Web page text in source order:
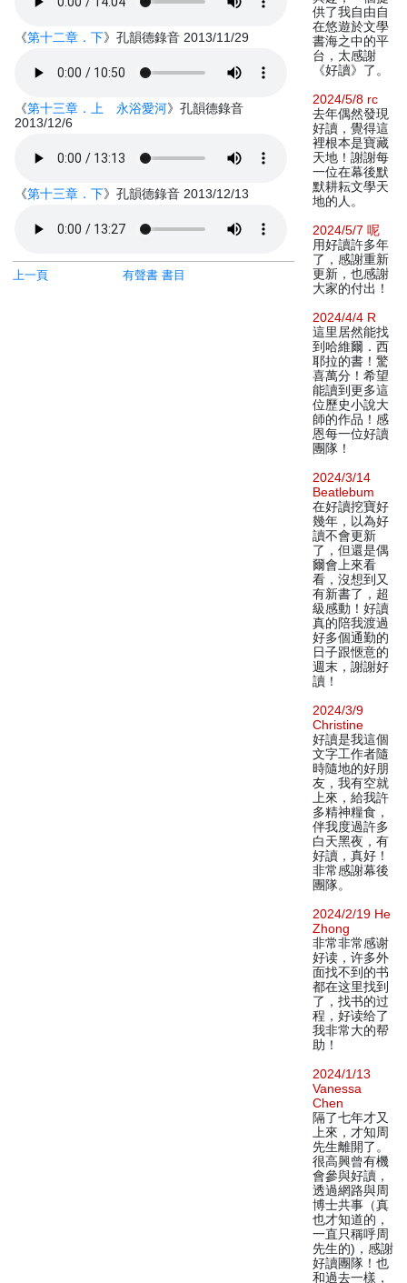
《第十二章．下》孔韻德錄音 2013/11/29
《第十三章．上 永浴愛河》孔韻德錄音
2013/12/6
《第十三章．下》孔韻德錄音 2013/12/13
上一頁 有聲書 書目
供了我自由自
在悠遊於文學
書海之中的平
台，太感謝
《好讀》了。
2024/5/8 rc
去年偶然發現
好讀，覺得這
裡根本是寶藏
天地！謝謝每
一位在幕後默
默耕耘文學天
地的人。
2024/5/7 呢
用好讀許多年
了，感謝重新
更新，也感謝
大家的付出！
2024/4/4 R
這里居然能找
到哈維爾．西
耶拉的書！驚
喜萬分！希望
能讀到更多這
位歷史小說大
師的作品！感
恩每一位好讀
團隊！
2024/3/14
Beatlebum
在好讀挖寶好
幾年，以為好
讀不會更新
了，但還是偶
爾會上來看
看，沒想到又
有新書了，超
級感動！好讀
真的陪我渡過
好多個通勤的
日子跟愜意的
週末，謝謝好
讀！
2024/3/9
Christine
好讀是我這個
文字工作者隨
時隨地的好朋
友，我有空就
上來，給我許
多精神糧食，
伴我度過許多
白天黑夜，有
好讀，真好！
非常感謝幕後
團隊。
2024/2/19 He
Zhong
非常非常感谢
好读，许多外
面找不到的书
都在这里找到
了，找书的过
程，好读给了
我非常大的帮
助！
2024/1/13
Vanessa
Chen
隔了七年才又
上來，才知周
先生離開了。
很高興曾有機
會參與好讀，
透過網路與周
博士共事（真
也才知道的，
一直只稱呼周
先生的)，感謝
好讀團隊！也
和過去一樣，